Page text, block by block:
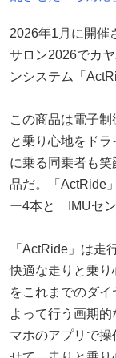
2026年1月に開催
サロン2026でカ
ンシステム「
この商品は電子
と乗り心地をド
に乗る同乗者も
品だ。「ActRide
ー4本と IMUセン
「ActRide」は走
快適な走りと乗り
をこれまでのダ
よって行う画期
マホのアプリで